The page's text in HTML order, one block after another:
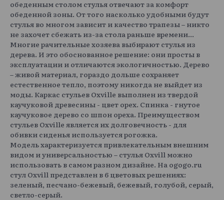
обеденным столом стулья отвечают за комфорт
обеденной зоны. От того насколько удобными будут
стулья во многом зависит и качество трапезы – никто
не захочет сбежать из-за стола раньше времени...
Многие рачительные хозяева выбирают стулья из
дерева. И это обоснованное решение: они просты в
эксплуатации и отличаются экологичностью. Дерево
– живой материал, гораздо дольше сохраняет
естественное тепло, поэтому никогда не выйдет из
моды. Каркас стульев Oxville выполнен из твердой
каучуковой древесины - цвет орех. Спинка - гнутое
каучуковое дерево со шпон ореха. Преимуществом
стульев Oxville является их долговечность - для
обивки сиденья используется рогожка.
Модель характеризуется привлекательным внешним
видом и универсальностью – стулья Oxvill можно
использовать в самом разном дизайне. На ogogo.ru
стул Oxvill представлен в 6 цветовых решениях:
зеленый, песчано-бежевый, бежевый, голубой, серый,
светло-серый.